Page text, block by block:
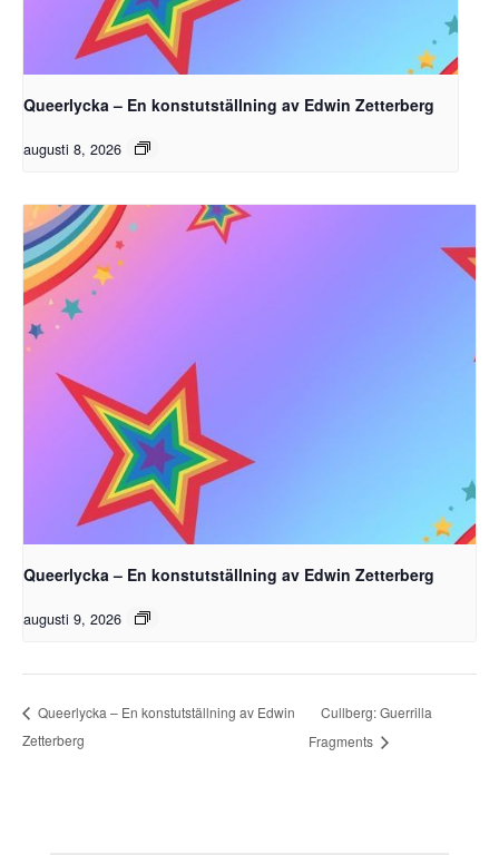
Queerlycka – En konstutställning av Edwin Zetterberg
augusti 8, 2026
Queerlycka – En konstutställning av Edwin Zetterberg
augusti 9, 2026
Queerlycka – En konstutställning av Edwin
Zetterberg
Cullberg: Guerrilla
Fragments